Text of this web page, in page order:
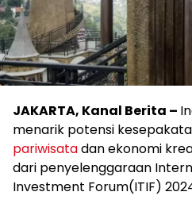
JAKARTA, Kanal Berita –
menarik potensi
pariwisatadan ekonomi
dari penyelenggaraan
Investment Forum(ITIF)